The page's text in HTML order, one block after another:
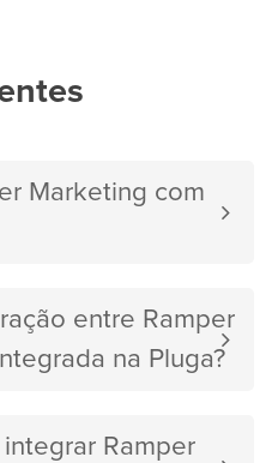
Marketing com
entre Ramper
na Pluga?
Ramper